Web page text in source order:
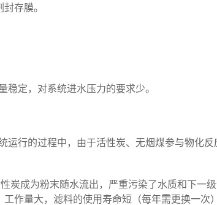
存膜。
定，对系统进水压力的要求少。
的过程中，由于活性炭、无烟煤参与物化反
炭成为粉末随水流出，严重污染了水质和下一
作量大，滤料的使用寿命短（每年需更换一次）